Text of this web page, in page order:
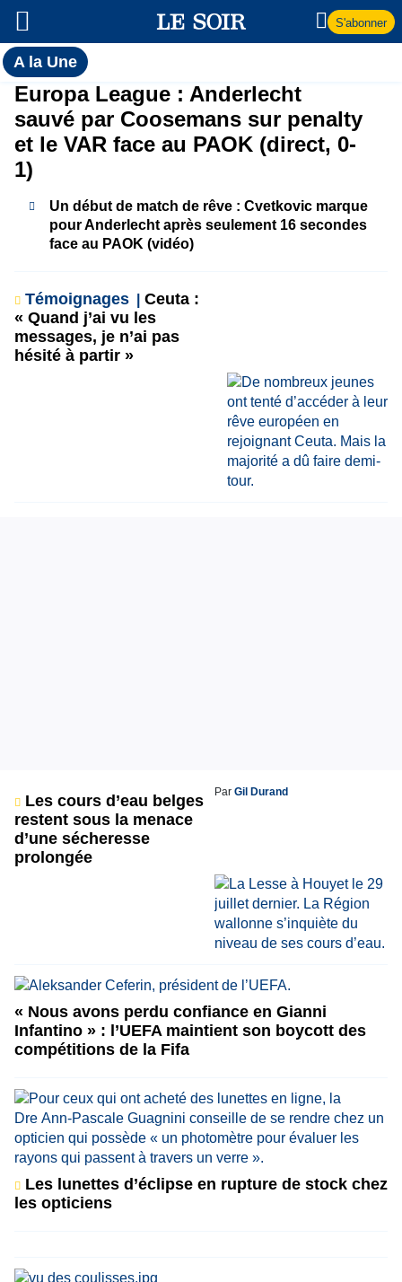
S'abonner
A la UneToutes
l'actualité
du Soir
A
la
Une
Europa League : Anderlecht
sauvé par Coosemans sur penalty
et le VAR face au PAOK (direct, 0-
1)
Un début de match de rêve : Cvetkovic marque
pour Anderlecht après seulement 16 secondes
face au PAOK (vidéo)
Témoignages
Ceuta :
« Quand j’ai vu les
messages, je n’ai pas
hésité à partir »
Les cours d’eau belges
restent sous la menace
d’une sécheresse
prolongée
Par Gil Durand
« Nous avons perdu confiance en Gianni
Infantino » : l’UEFA maintient son boycott des
compétitions de la Fifa
Les lunettes d’éclipse en rupture de stock chez
les opticiens